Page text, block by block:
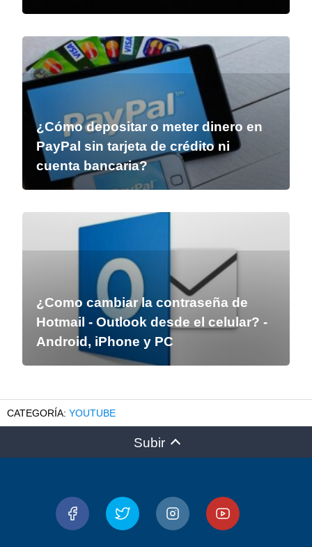
¿Cómo depositar o meter dinero en
PayPal sin tarjeta de crédito ni
cuenta bancaria?
¿Como cambiar la contraseña de
Hotmail - Outlook desde el celular? -
Android, iPhone y PC
YOUTUBE
Subir